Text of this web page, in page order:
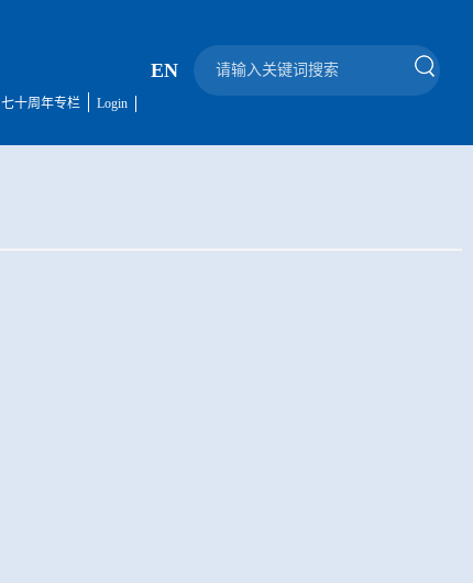
EN
七十周年专栏 Login